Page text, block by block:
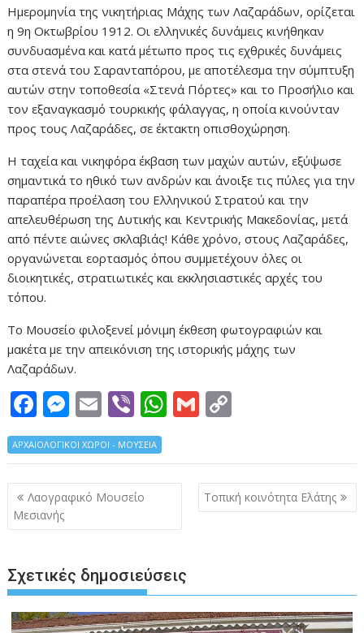
Ημερομηνία της νικητήριας Μάχης των Λαζαράδων, ορίζεται
η 9η Οκτωβρίου 1912. Οι ελληνικές δυνάμεις κινήθηκαν
συνδυασμένα και κατά μέτωπο προς τις εχθρικές δυνάμεις
στα στενά του Σαρανταπόρου, με αποτέλεσμα την σύμπτυξη
αυτών στην τοποθεσία «Στενά Πόρτες» και το Προσήλιο και
τον εξαναγκασμό τουρκικής φάλαγγας, η οποία κινούνταν
προς τους Λαζαράδες, σε έκτακτη οπισθοχώρηση.
Η ταχεία και νικηφόρα έκβαση των μαχών αυτών, εξύψωσε
σημαντικά το ηθικό των ανδρών και άνοιξε τις πύλες για την
παραπέρα προέλαση του Ελληνικού Στρατού και την
απελευθέρωση της Δυτικής και Κεντρικής Μακεδονίας, μετά
από πέντε αιώνες σκλαβιάς! Κάθε χρόνο, στους Λαζαράδες,
οργανώνεται εορτασμός όπου συμμετέχουν όλες οι
διοικητικές, στρατιωτικές και εκκλησιαστικές αρχές του
τόπου.
Το Μουσείο φιλοξενεί μόνιμη έκθεση φωτογραφιών και
μακέτα με την απεικόνιση της ιστορικής μάχης των
Λαζαράδων.
F
ac
e
b
o
o
M
e
ss
e
n
g
er
E
m
ai
l
Vi
b
er
W
at
s
p
G
ai
l
p
y
Li
ΑΡΧΑΙΟΛΟΓΙΚΟΙ ΧΩΡΟΙ - ΜΟΥΣΕΙΑ
Πλοήγηση
άρθρων
Λαογραφικό Μουσείο
Μεσιανής
Τοπική κοινότητα Ελάτης
Σχετικές δημοσιεύσεις